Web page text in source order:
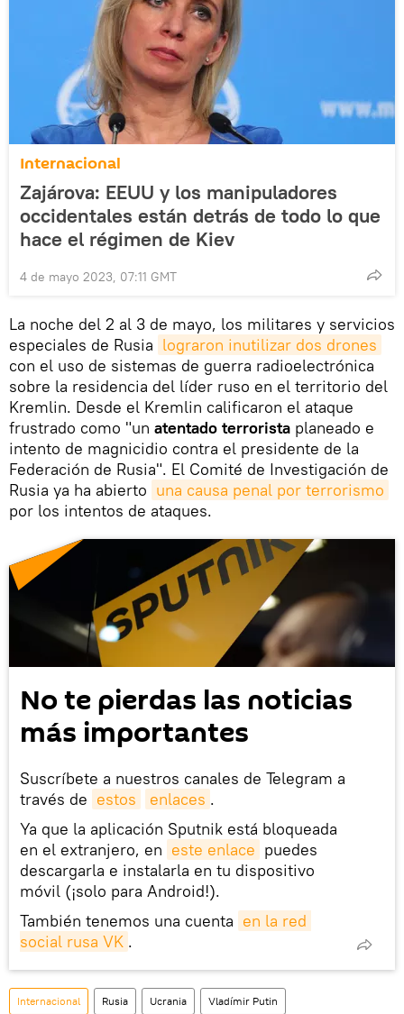
Internacional
Zajárova: EEUU y los manipuladores
occidentales están detrás de todo lo que
hace el régimen de Kiev
4 de mayo 2023, 07:11 GMT
La noche del 2 al 3 de mayo, los militares y servicios
especiales de Rusia lograron inutilizar dos drones
con el uso de sistemas de guerra radioelectrónica
sobre la residencia del líder ruso en el territorio del
Kremlin. Desde el Kremlin calificaron el ataque
frustrado como "un atentado terrorista planeado e
intento de magnicidio contra el presidente de la
Federación de Rusia". El Comité de Investigación de
Rusia ya ha abierto una causa penal por terrorismo
por los intentos de ataques.
No te pierdas las noticias
más importantes
Suscríbete a nuestros canales de Telegram a
través de estos enlaces .
Ya que la aplicación Sputnik está bloqueada
en el extranjero, en este enlace puedes
descargarla e instalarla en tu dispositivo
móvil (¡solo para Android!).
También tenemos una cuenta en la red
social rusa VK .
Internacional Rusia Ucrania Vladímir Putin